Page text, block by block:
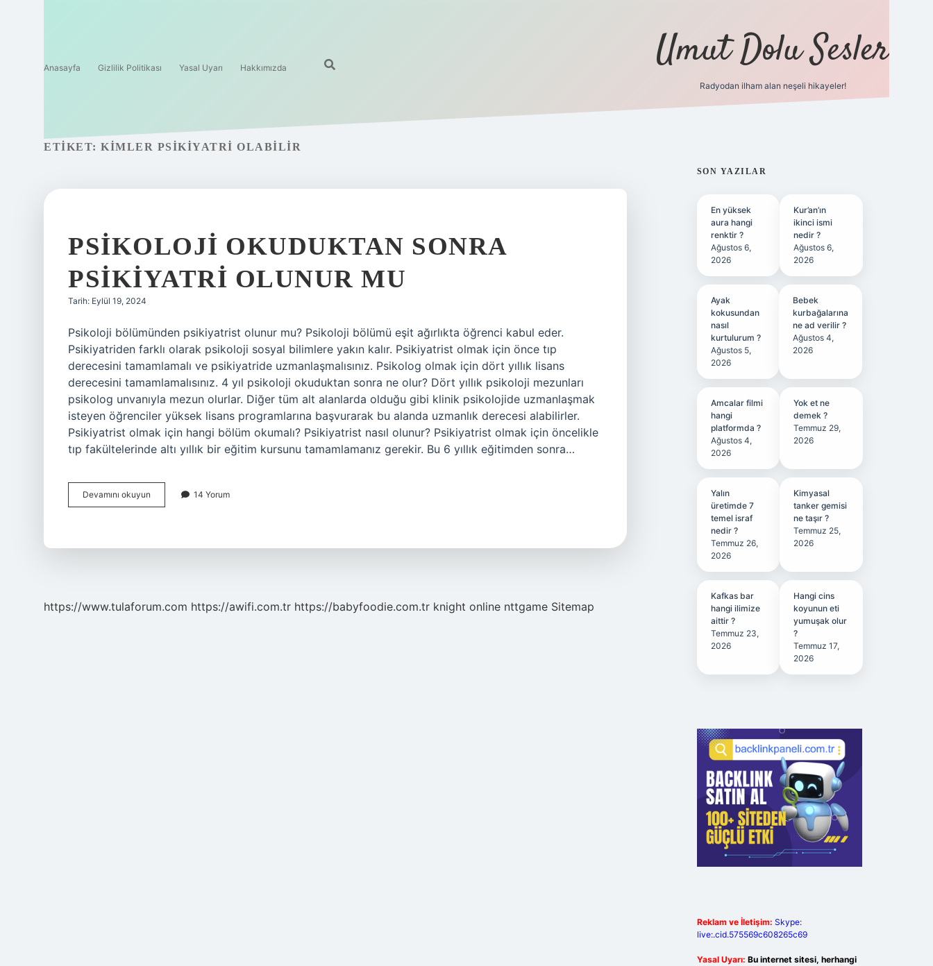
Anasayfa Gizlilik Politikası Yasal Uyarı Hakkımızda Umut Dolu Sesler
Radyodan ilham alan neşeli hikayeler!
ETIKET: KIMLER PSIKIYATRI OLABILIR
PSIKOLOJI OKUDUKTAN SONRA
PSIKIYATRI OLUNUR MU
Tarih: Eylül 19, 2024
Psikoloji bölümünden psikiyatrist olunur mu? Psikoloji bölümü eşit ağırlıkta öğrenci kabul eder.
Psikiyatriden farklı olarak psikoloji sosyal bilimlere yakın kalır. Psikiyatrist olmak için önce tıp
derecesini tamamlamalı ve psikiyatride uzmanlaşmalısınız. Psikolog olmak için dört yıllık lisans
derecesini tamamlamalısınız. 4 yıl psikoloji okuduktan sonra ne olur? Dört yıllık psikoloji mezunları
psikolog unvanıyla mezun olurlar. Diğer tüm alt alanlarda olduğu gibi klinik psikolojide uzmanlaşmak
isteyen öğrenciler yüksek lisans programlarına başvurarak bu alanda uzmanlık derecesi alabilirler.
Psikiyatrist olmak için hangi bölüm okumalı? Psikiyatrist nasıl olunur? Psikiyatrist olmak için öncelikle
tıp fakültelerinde altı yıllık bir eğitim kursunu tamamlamanız gerekir. Bu 6 yıllık eğitimden sonra…
Devamını okuyun Psikoloji
Okuduktan
14 Yorum
https://www.tulaforum.com https://awifi.com.tr https://babyfoodie.com.tr knight online nttgame Sitemap
SIDEBAR
SON YAZILAR
En yüksek
aura hangi
renktir ?
Ağustos 6,
2026
Kur’an’ın
ikinci ismi
nedir ?
Ağustos 6,
2026
Ayak
kokusundan
nasıl
kurtulurum ?
Ağustos 5,
2026
Bebek
kurbağalarına
ne ad verilir ?
Ağustos 4,
2026
Amcalar filmi
hangi
platformda ?
Ağustos 4,
2026
Yok et ne
demek ?
Temmuz 29,
2026
Yalın
üretimde 7
temel israf
nedir ?
Temmuz 26,
2026
Kimyasal
tanker gemisi
ne taşır ?
Temmuz 25,
2026
Kafkas bar
hangi ilimize
aittir ?
Temmuz 23,
2026
Hangi cins
koyunun eti
yumuşak olur
?
Temmuz 17,
2026
Reklam ve İletişim: Skype:
live:.cid.575569c608265c69
Yasal Uyarı: Bu internet sitesi, herhangi